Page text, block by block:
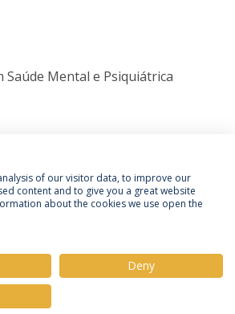
Saúde Mental e Psiquiátrica
Termos e Condições
Católica Portuguesa
of our visitor data, to improve our
content and to give you a great website
about the cookies we use open the
Deny